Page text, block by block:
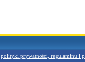
polityki prywatności, regulaminu i